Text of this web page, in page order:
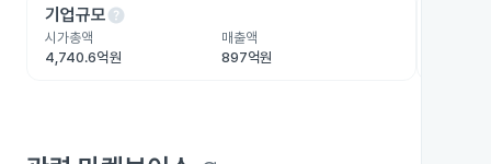
기업규모help
시가총액
4,740.6억원
매출액
897억원